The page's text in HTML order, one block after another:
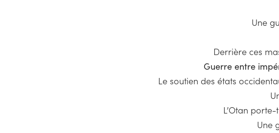
Une
Derrière ces
Guerre entre
Le soutien des états
L’Otan
Une